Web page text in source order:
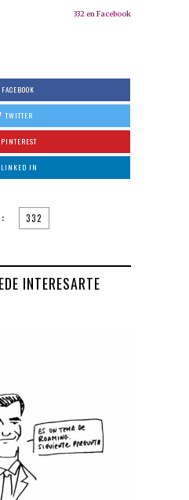
332 en Facebook
FACEBOOK
TWITTER
PINTEREST
LINKED IN
332
INTERESARTE